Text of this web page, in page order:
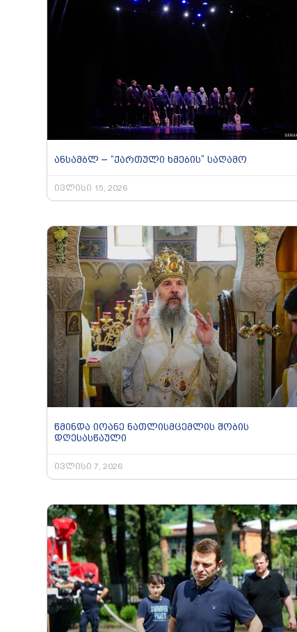
ანსამბლ – “ქართული ხმების” საღამო
ივლისი 15, 2026
წმინდა იოანე ნათლისმცემლის შობის
დღესასწაული
ივლისი 7, 2026